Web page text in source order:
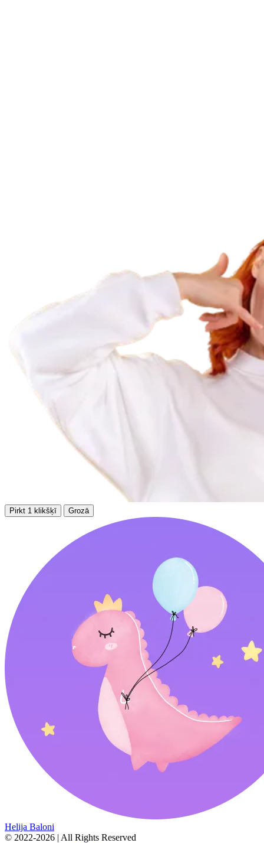
Pirkt 1 klikšķī Grozā
Helija Baloni
© 2022-2026 | All Rights Reserved